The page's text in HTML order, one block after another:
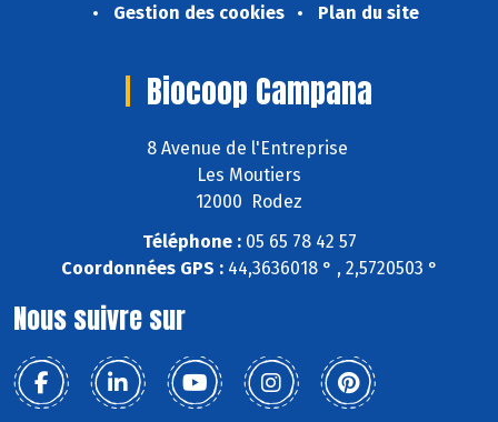
Gestion des cookies
Plan du site
Biocoop Campana
8 Avenue de l'Entreprise
Les Moutiers
12000 Rodez
Téléphone :05 65 78 42 57
Coordonnées GPS :44,3636018 ° , 2,5720503 °
Nous suivre sur